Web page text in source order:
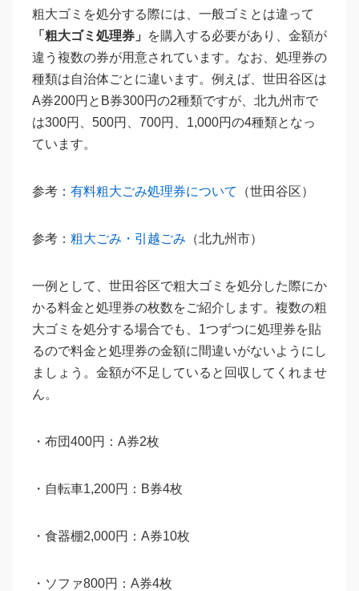
粗大ゴミを処分する際には、一般ゴミとは違って
「粗大ゴミ処理券」
を購入する必要があり、金額が
違う複数の券が用意されています。なお、処理券の
種類は自治体ごとに違います。例えば、世田谷区は
A券200円とB券300円の2種類ですが、北九州市で
は300円、500円、700円、1,000円の4種類となっ
ています。
参考： 有料粗大ごみ処理券について （世田谷区）
参考： 粗大ごみ・引越ごみ （北九州市）
一例として、世田谷区で粗大ゴミを処分した際にか
かる料金と処理券の枚数をご紹介します。複数の粗
大ゴミを処分する場合でも、1つずつに処理券を貼
るので料金と処理券の金額に間違いがないようにし
ましょう。金額が不足していると回収してくれませ
ん。
・布団400円：A券2枚
・自転車1,200円：B券4枚
・食器棚2,000円：A券10枚
・ソファ800円：A券4枚